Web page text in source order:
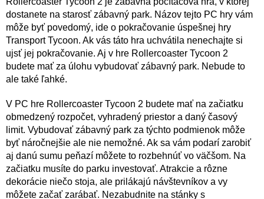
dostanete na starosť zábavný park. Názov tejto PC hry vám
môže byť povedomý, ide o pokračovanie úspešnej hry
Transport Tycoon. Ak vás táto hra uchvátila nenechajte si
ujsť jej pokračovanie. Aj v hre Rollercoaster Tycoon 2
budete mať za úlohu vybudovať zábavný park. Nebude to
ale také ľahké.
V PC hre Rollercoaster Tycoon 2 budete mať na začiatku
obmedzený rozpočet, vyhradený priestor a daný časový
limit. Vybudovať zábavný park za týchto podmienok môže
byť náročnejšie ale nie nemožné. Ak sa vám podarí zarobiť
aj danú sumu peňazí môžete to rozbehnúť vo väčšom. Na
začiatku musíte do parku investovať. Atrakcie a rôzne
dekorácie niečo stoja, ale prilákajú návštevníkov a vy
môžete začať zarábať. Nezabudnite na stánky s